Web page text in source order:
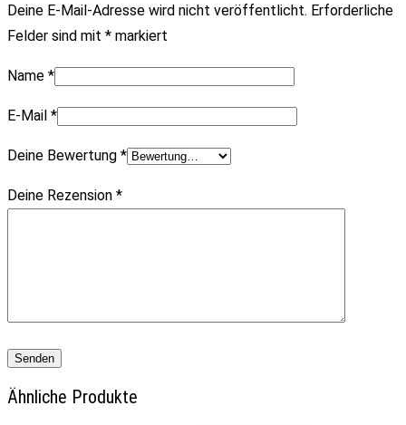
Deine E-Mail-Adresse wird nicht veröffentlicht. Erforderliche
Felder sind mit * markiert
Name *
E-Mail *
Deine Bewertung *
Deine Rezension *
Ähnliche Produkte